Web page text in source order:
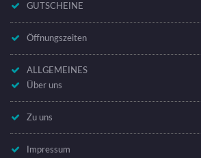
GUTSCHEINE
Öffnungszeiten
ALLGEMEINES
Über uns
Zu uns
Impressum